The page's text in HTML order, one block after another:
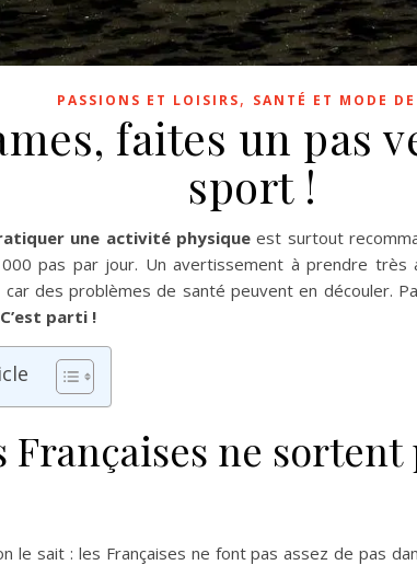
PASSIONS ET LOISIRS, SANTÉ ET MODE
faites un pas
sport !
une activité physique est surtout
pas par jour. Un avertissement à prendre très
car des problèmes de santé peuvent en découler.
parti !
Françaises ne sortent
le sait : les Françaises ne font pas assez de pas